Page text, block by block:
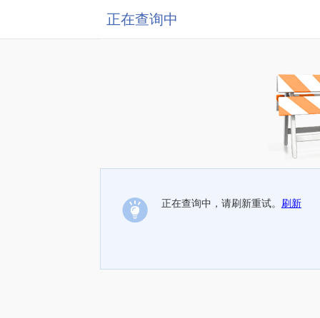
正在查询中
正在查询中，请刷新重试。 刷新